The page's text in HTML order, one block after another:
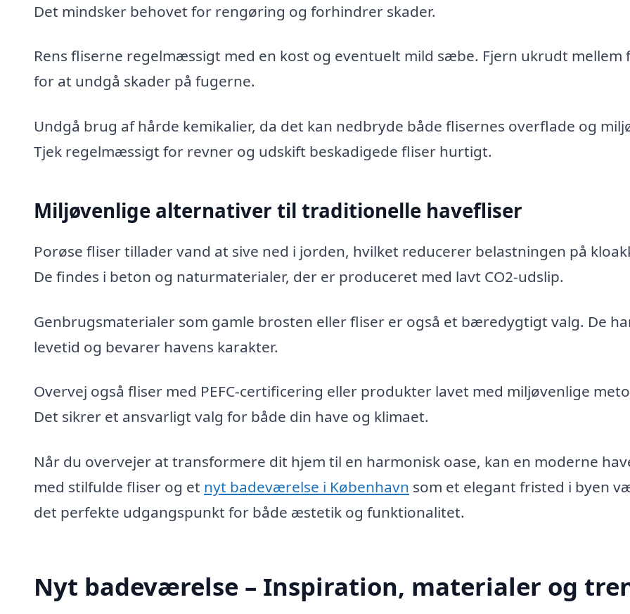
Det mindsker behovet for rengøring og forhindrer skader.
Rens fliserne regelmæssigt med en kost og eventuelt mild sæbe. Fjern ukrudt mellem
for at undgå skader på fugerne.
Undgå brug af hårde kemikalier, da det kan nedbryde både flisernes overflade og
Tjek regelmæssigt for revner og udskift beskadigede fliser hurtigt.
Miljøvenlige alternativer til traditionelle havefliser
Porøse fliser tillader vand at sive ned i jorden, hvilket reducerer belastningen på
De findes i beton og naturmaterialer, der er produceret med lavt CO2-udslip.
Genbrugsmaterialer som gamle brosten eller fliser er også et bæredygtigt valg. De
levetid og bevarer havens karakter.
Overvej også fliser med PEFC-certificering eller produkter lavet med miljøvenlige
Det sikrer et ansvarligt valg for både din have og klimaet.
Når du overvejer at transformere dit hjem til en harmonisk oase, kan en moderne
med stilfulde fliser og et nyt badeværelse i København som et elegant fristed i byen
det perfekte udgangspunkt for både æstetik og funktionalitet.
Nyt badeværelse – Inspiration, materialer og